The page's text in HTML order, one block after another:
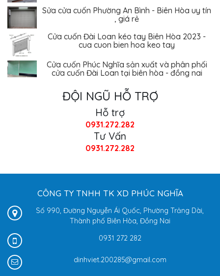
Sửa cửa cuốn Phường An Bình - Biên Hòa uy tín
, giá rẻ
Cửa cuốn Đài Loan kéo tay Biên Hòa 2023 -
cua cuon bien hoa keo tay
Cửa cuốn Phúc Nghĩa sản xuất và phân phối
cửa cuốn Đài Loan tại biên hòa - đồng nai
ĐỘI NGŨ HỖ TRỢ
Hỗ trợ
0931.272.282
Tư Vấn
0931.272.282
CÔNG TY TNHH TK XD PHÚC NGHĨA
Số 990, Đường Nguyễn Ái Quốc, Phường Trảng Dài,
Thành phố Biên Hòa, Đồng Nai
0931 272 282
dinhviet.200285@gmail.com